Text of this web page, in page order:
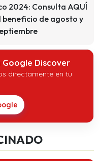
2024: Consulta AQUÍ
beneficio de agosto y
Google Discover
directamente en tu